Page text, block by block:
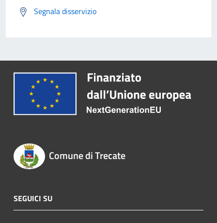
Segnala disservizio
Comune di Trecate
SEGUICI SU